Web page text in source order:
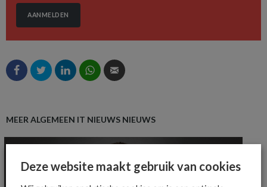
AANMELDEN
MEER ALGEMEEN IT NIEUWS NIEUWS
Deze website maakt gebruik van cookies